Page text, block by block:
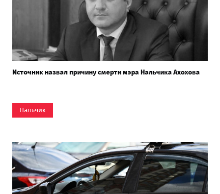
Источник назвал причину смерти мэра Нальчика Ахохова
Нальчик